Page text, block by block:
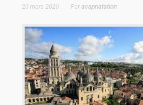
20 mars 2020 Paracapnatation